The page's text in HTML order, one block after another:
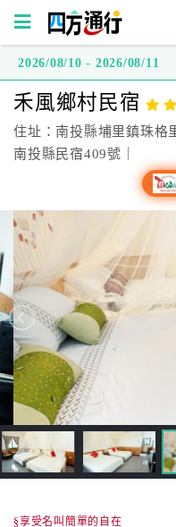
方
通
行
灣
訂
房
直
接
跟
飯
店
房
2026/08/10 - 2026/08/11
禾風鄉村民宿
住址：南投縣埔里鎮珠格
南投縣民宿409號｜
§享受名叫簡單的自在